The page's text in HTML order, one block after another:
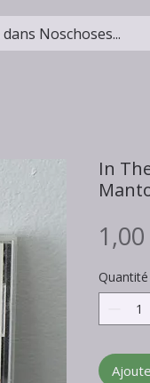
Noschoses...
In
Quantité